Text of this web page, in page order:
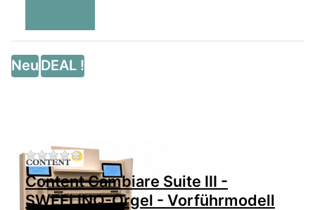
Neu DEAL !
Zu diesem Produkt liegen noch keine
Content Cambiare Suite III -
SWEELINQ-Orgel - Vorführmodell